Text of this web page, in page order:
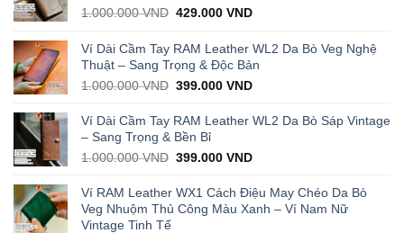
1.000.000VND Original
was:
1.000.000 VND.
429.000VNDCurrent
is:
429.000 VND.
Ví Dài Cầm Tay RAM Leather WL2 Da Bò Veg Nghệ
Thuật – Sang Trọng & Độc Bản
1.000.000VND Original
was:
1.000.000 VND.
399.000VNDCurrent
is:
Ví Dài Cầm Tay RAM Leather WL2 Da Bò Sáp Vintage
– Sang Trọng & Bền Bỉ
1.000.000VND Original
was:
1.000.000 VND.
399.000VNDCurrent
is:
399.000 VND.
Ví RAM Leather WX1 Cách Điệu May Chéo Da Bò
Veg Nhuộm Thủ Công Màu Xanh – Ví Nam Nữ
Vintage Tinh Tế